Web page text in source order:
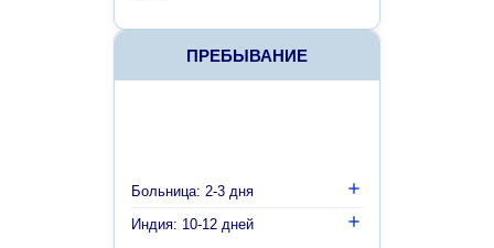
ПРЕБЫВАНИЕ
Больница: 2-3 дня
Индия: 10-12 дней